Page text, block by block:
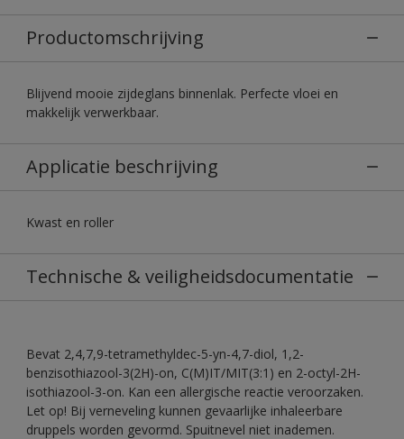
Productomschrijving
Blijvend mooie zijdeglans binnenlak. Perfecte vloei en
makkelijk verwerkbaar.
Applicatie beschrijving
Kwast en roller
Technische & veiligheidsdocumentatie
Bevat 2,4,7,9-tetramethyldec-5-yn-4,7-diol, 1,2-
benzisothiazool-3(2H)-on, C(M)IT/MIT(3:1) en 2-octyl-2H-
isothiazool-3-on. Kan een allergische reactie veroorzaken.
Let op! Bij verneveling kunnen gevaarlijke inhaleerbare
druppels worden gevormd. Spuitnevel niet inademen.